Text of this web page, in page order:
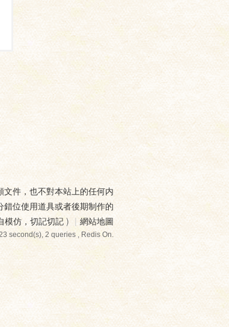
件，也不對本站上的任何内
位使用道具或者後期制作的
模仿，切記切記 ) | 網站地圖
second(s), 2 queries , Redis On.